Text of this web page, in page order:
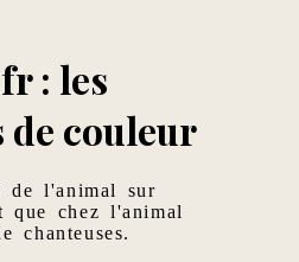
: les
de couleur
de l'animal sur
que chez l'animal
chanteuses.